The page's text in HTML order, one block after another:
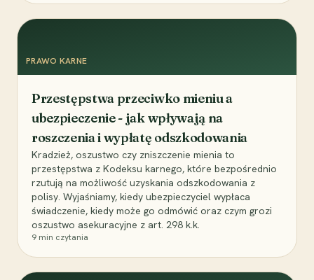
PRAWO KARNE
Przestępstwa przeciwko mieniu a
ubezpieczenie - jak wpływają na
roszczenia i wypłatę odszkodowania
Kradzież, oszustwo czy zniszczenie mienia to
przestępstwa z Kodeksu karnego, które bezpośrednio
rzutują na możliwość uzyskania odszkodowania z
polisy. Wyjaśniamy, kiedy ubezpieczyciel wypłaca
świadczenie, kiedy może go odmówić oraz czym grozi
oszustwo asekuracyjne z art. 298 k.k.
9 min czytania